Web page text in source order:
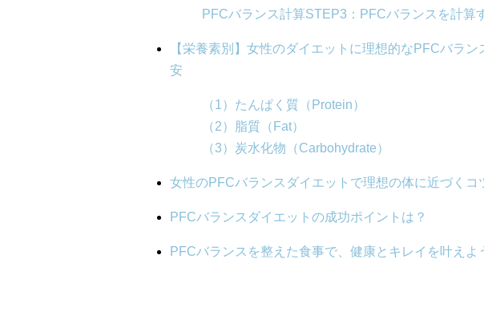
PFCバランス計算STEP3：PFCバランスを計算
【栄養素別】女性のダイエットに理想的なPFCバラ
安
（1）たんぱく質（Protein）
（2）脂質（Fat）
（3）炭水化物（Carbohydrate）
女性のPFCバランスダイエットで理想の体に近づくコ
PFCバランスダイエットの成功ポイントは？
PFCバランスを整えた食事で、健康とキレイを叶えよ